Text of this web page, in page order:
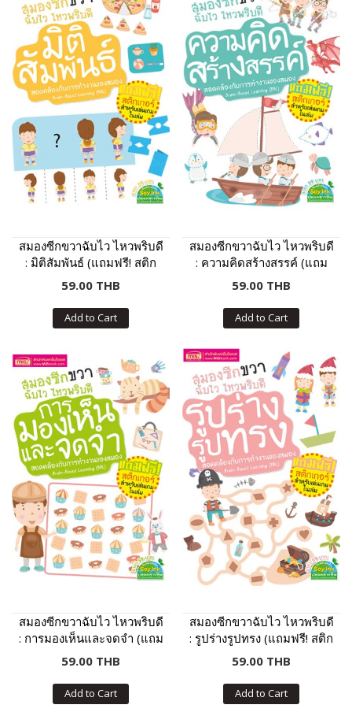
สมองซีกขวาฉับไว ไหวพริบดี
: มิติสัมพันธ์ (แถมฟรี! สติก
เกอร์)
59.00 THB
Add to Cart
สมองซีกขวาฉับไว ไหวพริบดี
: ความคิดสร้างสรรค์ (แถม
ฟรี! สติกเกอร์)
59.00 THB
Add to Cart
สมองซีกขวาฉับไว ไหวพริบดี
: การมองเห็นและจดจำ (แถม
ฟรี! สติกเกอร์)
59.00 THB
Add to Cart
สมองซีกขวาฉับไว ไหวพริบดี
: รูปร่างรูปทรง (แถมฟรี! สติก
เกอร์)
59.00 THB
Add to Cart